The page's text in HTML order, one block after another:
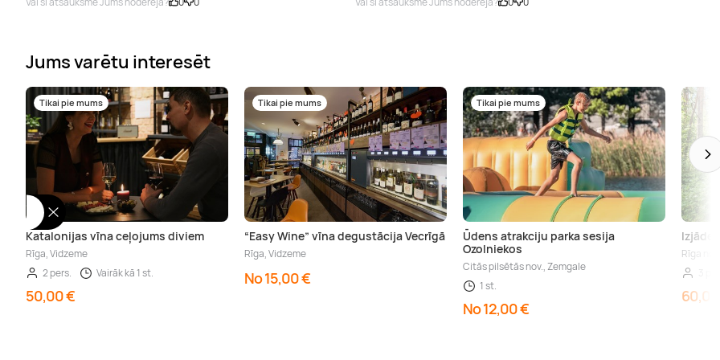
Jums varētu interesēt
Tikai pie mums
Katalonijas vīna ceļojums diviem
Rīga, Vidzeme
2 pers.
Vairāk kā 1 st.
50,00 €
Tikai pie mums
“Easy Wine” vīna degustācija Vecrīgā
Rīga, Vidzeme
No 15,00 €
Tikai pie mums
Ūdens atrakciju parka sesija
Ozolniekos
Citās pilsētās nov., Zemgale
1 st.
No 12,00 €
Izjāde
Rīga
60,00 €